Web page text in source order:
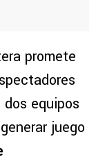
promete
equipos
juego